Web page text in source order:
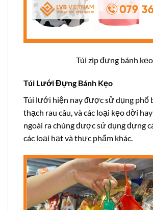
Túi zip đựng bánh kẹo
Túi Lưới Đựng Bánh Kẹo
Túi lưới hiện nay được sử dụng phổ
thạch rau câu, và các loại kẹo dời
ngoài ra chúng được sử dụng đựng
các loại hạt và thực phẩm khác.